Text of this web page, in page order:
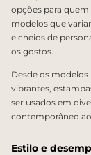
opções para
modelos que
e cheios de
os gostos.
Desde os
vibrantes,
ser usados em
contemporâneo
Estilo e